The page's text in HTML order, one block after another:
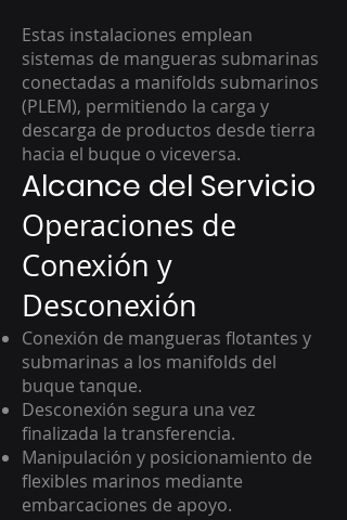
Estas instalaciones emplean
sistemas de mangueras submarinas
conectadas a manifolds submarinos
(PLEM), permitiendo la carga y
descarga de productos desde tierra
hacia el buque o viceversa.
Alcance del Servicio
Operaciones de
Conexión y
Desconexión
Conexión de mangueras flotantes y
submarinas a los manifolds del
buque tanque.
Desconexión segura una vez
finalizada la transferencia.
Manipulación y posicionamiento de
flexibles marinos mediante
embarcaciones de apoyo.